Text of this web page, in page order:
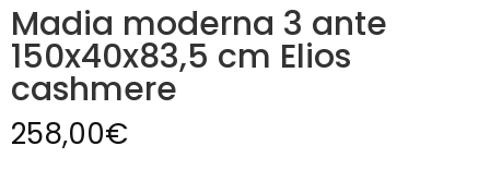
Madia moderna 3 ante
150x40x83,5 cm Elios
cashmere
258,00€